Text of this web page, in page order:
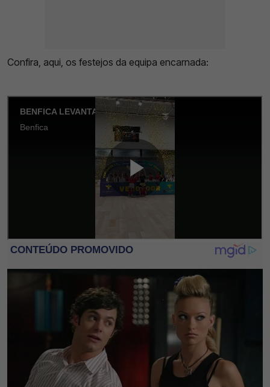
Confira, aqui, os festejos da equipa encarnada: